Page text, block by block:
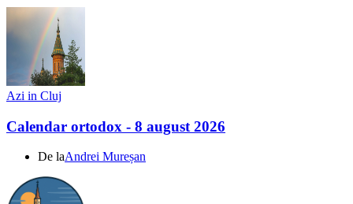
Azi in Cluj
Calendar ortodox - 8 august 2026
De laAndrei Mureșan